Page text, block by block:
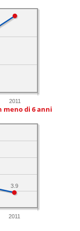
2011
meno di 6 anni
2011
3.9